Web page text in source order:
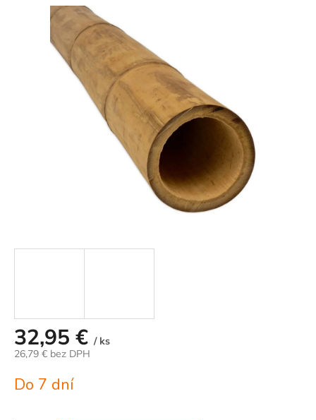
produktu
32,95 € / ks
26,79 € bez DPH
cena:
Do 7 dní